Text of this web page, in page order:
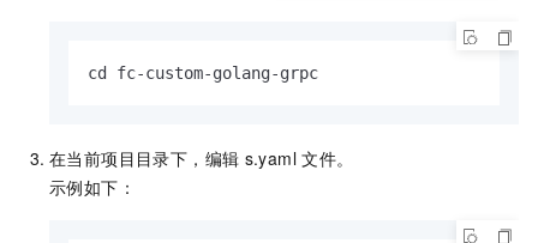
cd fc-custom-golang-grpc
在当前项目目录下，编辑 s.yaml 文件。
示例如下：